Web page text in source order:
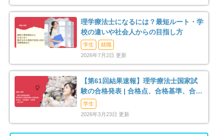
理学療法士になるには？最短ルート・学
校の違いや社会人からの目指し方
学生
就職
2026年7月2日 更新
【第61回結果速報】理学療法士国家試
験の合格発表 | 合格点、合格基準、合格
率（2026年）
学生
2026年3月23日 更新